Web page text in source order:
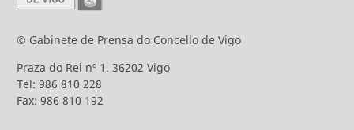
© Gabinete de Prensa do Concello de Vigo
Praza do Rei nº 1. 36202 Vigo
Tel: 986 810 228
Fax: 986 810 192